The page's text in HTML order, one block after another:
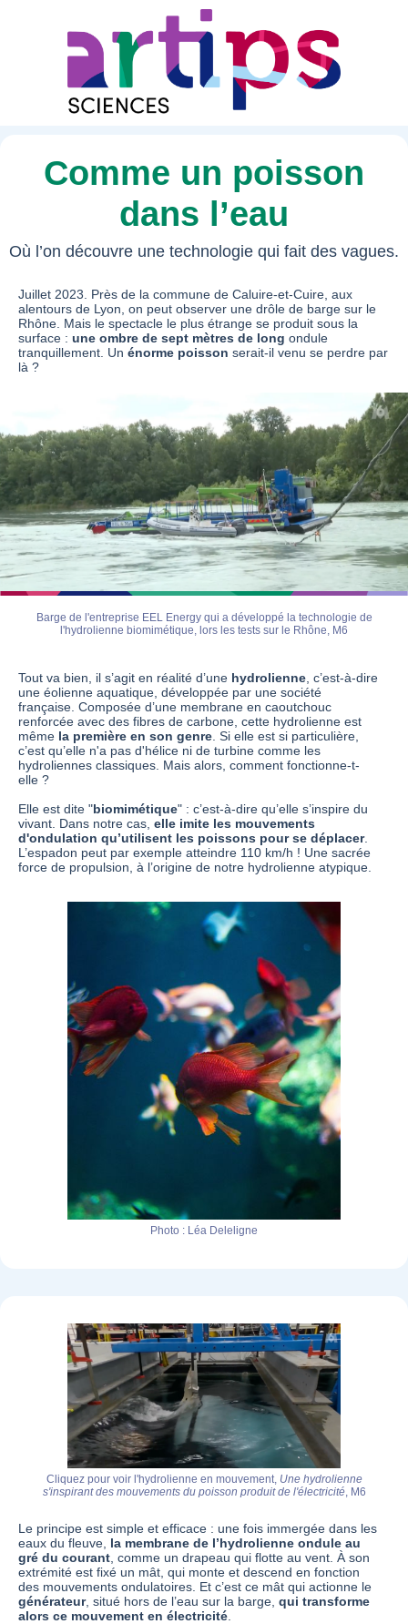
Comme un poisson
dans l’eau
Où l’on découvre une technologie qui fait des vagues.
Juillet 2023. Près de la commune de Caluire-et-Cuire, aux
alentours de Lyon, on peut observer une drôle de barge sur le
Rhône. Mais le spectacle le plus étrange se produit sous la
surface : une ombre de sept mètres de long ondule
tranquillement. Un énorme poisson serait-il venu se perdre par
là ?
Barge de l'entreprise EEL Energy qui a développé la technologie de
l'hydrolienne biomimétique, lors les tests sur le Rhône, M6
Tout va bien, il s’agit en réalité d’une hydrolienne , c’est-à-dire
une éolienne aquatique, développée par une société
française. Composée d’une membrane en caoutchouc
renforcée avec des fibres de carbone, cette hydrolienne est
même la première en son genre . Si elle est si particulière,
c’est qu’elle n'a pas d'hélice ni de turbine comme les
hydroliennes classiques. Mais alors, comment fonctionne-t-
elle ?
Elle est dite "biomimétique" : c’est-à-dire qu’elle s’inspire du
vivant. Dans notre cas, elle imite les mouvements
d'ondulation qu’utilisent les poissons pour se déplacer.
L’espadon peut par exemple atteindre 110 km/h ! Une sacrée
force de propulsion, à l’origine de notre hydrolienne atypique.
Photo : Léa Deleligne
Cliquez pour voir l'hydrolienne en mouvement, Une hydrolienne
s'inspirant des mouvements du poisson produit de l'électricité, M6
Le principe est simple et efficace : une fois immergée dans les
eaux du fleuve, la membrane de l’hydrolienne ondule au
gré du courant , comme un drapeau qui flotte au vent. À son
extrémité est fixé un mât, qui monte et descend en fonction
des mouvements ondulatoires. Et c’est ce mât qui actionne le
générateur, situé hors de l’eau sur la barge, qui transforme
alors ce mouvement en électricité